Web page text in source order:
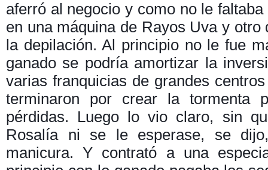
aferró al negocio y como no le
en una máquina de Rayos Uva y otro
la depilación. Al principio no le fue
ganado se podría amortizar la
varias franquicias de grandes
terminaron por crear la tormenta
pérdidas. Luego lo vio claro, sin
Rosalía ni se le esperase, se
manicura. Y contrató a una